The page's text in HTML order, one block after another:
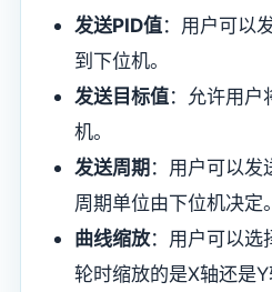
发送PID值：用户可以
到下位机。
发送目标值：允许用户
机。
发送周期 ：用户可以发
周期单位由下位机决定。
曲线缩放：用户可以选
轮时缩放的是X轴还是Y